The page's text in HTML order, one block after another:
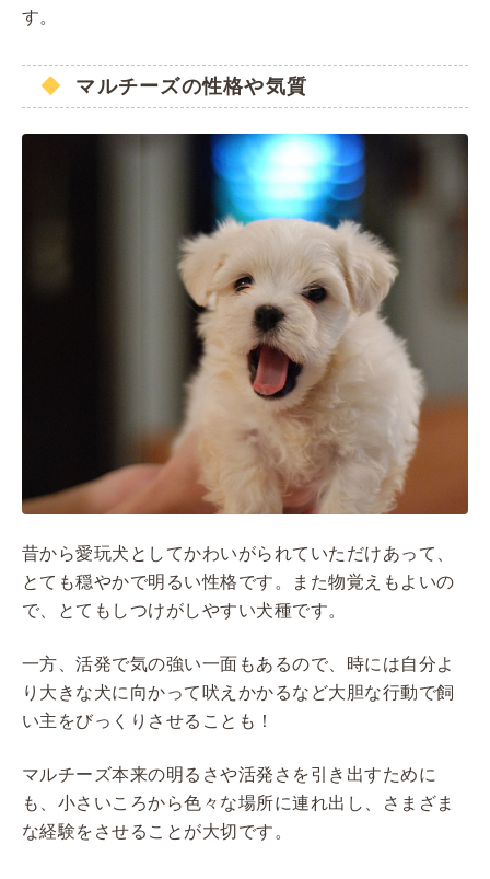
す。
マルチーズの性格や気質
昔から愛玩犬としてかわいがられていただけあって、
とても穏やかで明るい性格です。また物覚えもよいの
で、とてもしつけがしやすい犬種です。
一方、活発で気の強い一面もあるので、時には自分よ
り大きな犬に向かって吠えかかるなど大胆な行動で飼
い主をびっくりさせることも！
マルチーズ本来の明るさや活発さを引き出すために
も、小さいころから色々な場所に連れ出し、さまざま
な経験をさせることが大切です。